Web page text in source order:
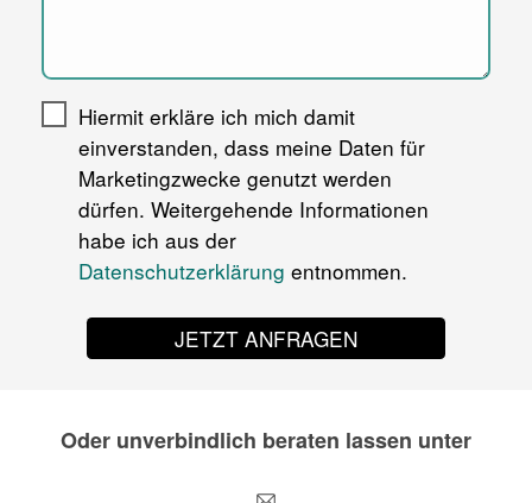
Hiermit erkläre ich mich damit
einverstanden, dass meine Daten für
Marketingzwecke genutzt werden
dürfen. Weitergehende Informationen
habe ich aus der
Datenschutzerklärung entnommen.
JETZT ANFRAGEN
Oder unverbindlich beraten lassen unter